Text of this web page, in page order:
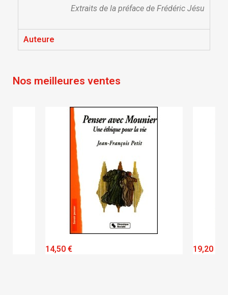
Créer une nouvelle liste
Annuler Créer une liste d'envies
Extraits de la préface de Frédéric Jésu
Auteure
Nos meilleures ventes
14,50 € 19,20 €